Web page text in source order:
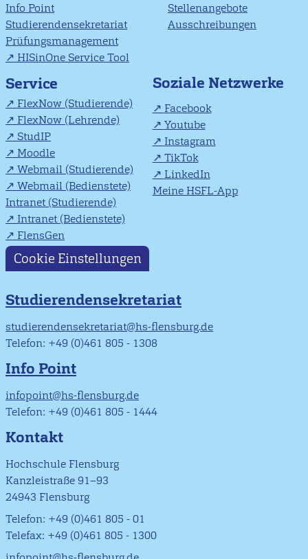
Info Point
Studierendensekretariat
Prüfungsmanagement
HISinOne Service Tool
Stellenangebote
Ausschreibungen
Service
FlexNow (Studierende)
FlexNow (Lehrende)
StudIP
Moodle
Webmail (Studierende)
Webmail (Bedienstete)
Intranet (Studierende)
Intranet (Bedienstete)
FlensGen
Soziale Netzwerke
Facebook
Youtube
Instagram
TikTok
LinkedIn
Meine HSFL-App
Cookie Einstellungen
Studierendensekretariat
studierendensekretariat@hs-flensburg.de
Telefon: +49 (0)461 805 - 1308
Info Point
infopoint@hs-flensburg.de
Telefon: +49 (0)461 805 - 1444
Kontakt
Hochschule Flensburg
Kanzleistraße 91–93
24943 Flensburg
Telefon: +49 (0)461 805 - 01
Telefax: +49 (0)461 805 - 1300